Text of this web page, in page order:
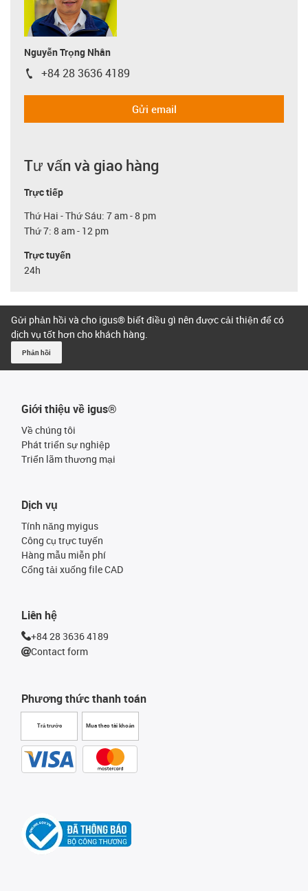
Nguyễn Trọng Nhân
igus-icon-phone
+84 28 3636 4189
Gửi email
Tư vấn và giao hàng
Trực tiếp
Thứ Hai - Thứ Sáu: 7 am - 8 pm
Thứ 7: 8 am - 12 pm
Trực tuyến
24h
Gửi phản hồi và cho igus® biết điều gì nên được cải thiện để có
dịch vụ tốt hơn cho khách hàng.
Phản hồi
Giới thiệu về igus®
Về chúng tôi
Phát triển sự nghiệp
Triển lãm thương mại
Phương thức thanh toán
Trả trước Mua theo tài khoản
Dịch vụ
Tính năng myigus
Công cụ trực tuyến
Hàng mẫu miễn phí
Cổng tải xuống file CAD
Liên hệ
+84 28 3636 4189
Contact form